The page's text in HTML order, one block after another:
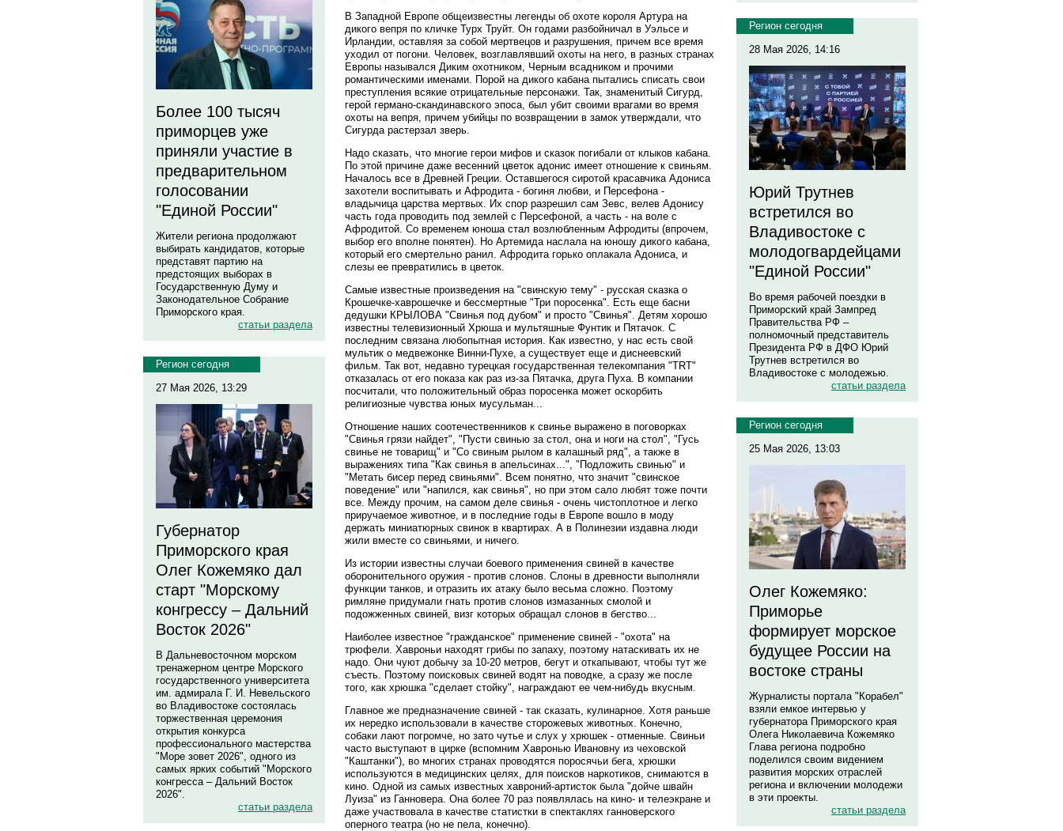
Более 100 тысяч
приморцев уже
приняли участие в
предварительном
голосовании
"Единой России"
Жители региона продолжают
выбирать кандидатов, которые
представят партию на
предстоящих выборах в
Государственную Думу и
Законодательное Собрание
Приморского края.
статьи раздела
Регион сегодня
27 Мая 2026, 13:29
Губернатор
Приморского края
Олег Кожемяко дал
старт "Морскому
конгрессу – Дальний
Восток 2026"
В Дальневосточном морском
тренажерном центре Морского
государственного университета
им. адмирала Г. И. Невельского
во Владивостоке состоялась
торжественная церемония
открытия конкурса
профессионального мастерства
"Море зовет 2026", одного из
самых ярких событий "Морского
конгресса – Дальний Восток
2026".
статьи раздела
В Западной Европе общеизвестны легенды об охоте короля Артура на
дикого вепря по кличке Турх Труйт. Он годами разбойничал в Уэльсе и
Ирландии, оставляя за собой мертвецов и разрушения, причем все время
уходил от погони. Человек, возглавлявший охоты на него, в разных странах
Европы назывался Диким охотником, Черным всадником и прочими
романтическими именами. Порой на дикого кабана пытались списать свои
преступления всякие отрицательные персонажи. Так, знаменитый Сигурд,
герой германо-скандинавского эпоса, был убит своими врагами во время
охоты на вепря, причем убийцы по возвращении в замок утверждали, что
Сигурда растерзал зверь.
Надо сказать, что многие герои мифов и сказок погибали от клыков кабана.
По этой причине даже весенний цветок адонис имеет отношение к свиньям.
Началось все в Древней Греции. Оставшегося сиротой красавчика Адониса
захотели воспитывать и Афродита - богиня любви, и Персефона -
владычица царства мертвых. Их спор разрешил сам Зевс, велев Адонису
часть года проводить под землей с Персефоной, а часть - на воле с
Афродитой. Со временем юноша стал возлюбленным Афродиты (впрочем,
выбор его вполне понятен). Но Артемида наслала на юношу дикого кабана,
который его смертельно ранил. Афродита горько оплакала Адониса, и
слезы ее превратились в цветок.
Самые известные произведения на "свинскую тему" - русская сказка о
Крошечке-хаврошечке и бессмертные "Три поросенка". Есть еще басни
дедушки КРЫЛОВА "Свинья под дубом" и просто "Свинья". Детям хорошо
известны телевизионный Хрюша и мультяшные Фунтик и Пятачок. С
последним связана любопытная история. Как известно, у нас есть свой
мультик о медвежонке Винни-Пухе, а существует еще и диснеевский
фильм. Так вот, недавно турецкая государственная телекомпания "TRT"
отказалась от его показа как раз из-за Пятачка, друга Пуха. В компании
посчитали, что положительный образ поросенка может оскорбить
религиозные чувства юных мусульман...
Отношение наших соотечественников к свинье выражено в поговорках
"Свинья грязи найдет", "Пусти свинью за стол, она и ноги на стол", "Гусь
свинье не товарищ" и "Со свиным рылом в калашный ряд", а также в
выражениях типа "Как свинья в апельсинах...", "Подложить свинью" и
"Метать бисер перед свиньями". Всем понятно, что значит "свинское
поведение" или "напился, как свинья", но при этом сало любят тоже почти
все. Между прочим, на самом деле свинья - очень чистоплотное и легко
приручаемое животное, и в последние годы в Европе вошло в моду
держать миниатюрных свинок в квартирах. А в Полинезии издавна люди
жили вместе со свиньями, и ничего.
Из истории известны случаи боевого применения свиней в качестве
оборонительного оружия - против слонов. Слоны в древности выполняли
функции танков, и отразить их атаку было весьма сложно. Поэтому
римляне придумали гнать против слонов измазанных смолой и
подожженных свиней, визг которых обращал слонов в бегство...
Наиболее известное "гражданское" применение свиней - "охота" на
трюфели. Хавроньи находят грибы по запаху, поэтому натаскивать их не
надо. Они чуют добычу за 10-20 метров, бегут и откапывают, чтобы тут же
съесть. Поэтому поисковых свиней водят на поводке, а сразу же после
того, как хрюшка "сделает стойку", награждают ее чем-нибудь вкусным.
Главное же предназначение свиней - так сказать, кулинарное. Хотя раньше
их нередко использовали в качестве сторожевых животных. Конечно,
собаки лают погромче, но зато чутье и слух у хрюшек - отменные. Свиньи
часто выступают в цирке (вспомним Хавронью Ивановну из чеховской
"Каштанки"), во многих странах проводятся поросячьи бега, хрюшки
используются в медицинских целях, для поисков наркотиков, снимаются в
кино. Одной из самых известных хавроний-артисток была "дойче швайн
Луиза" из Ганновера. Она более 70 раз появлялась на кино- и телеэкране и
даже участвовала в качестве статистки в спектаклях ганноверского
оперного театра (но не пела, конечно).
Регион сегодня
28 Мая 2026, 14:16
Юрий Трутнев
встретился во
Владивостоке с
молодогвардейцами
"Единой России"
Во время рабочей поездки в
Приморский край Зампред
Правительства РФ –
полномочный представитель
Президента РФ в ДФО Юрий
Трутнев встретился во
Владивостоке с молодежью.
статьи раздела
Регион сегодня
25 Мая 2026, 13:03
Олег Кожемяко:
Приморье
формирует морское
будущее России на
востоке страны
Журналисты портала "Корабел"
взяли емкое интервью у
губернатора Приморского края
Олега Николаевича Кожемяко
Глава региона подробно
поделился своим видением
развития морских отраслей
региона и включении молодежи
в эти проекты.
статьи раздела